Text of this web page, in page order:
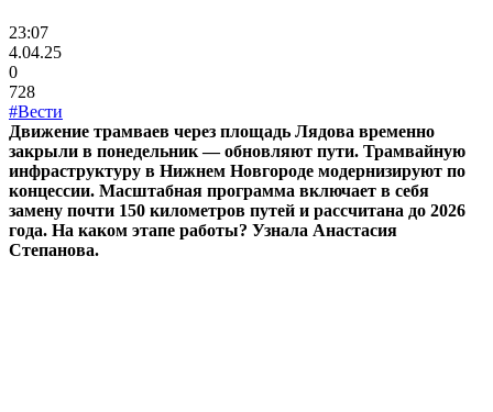
23:07
4.04.25
0
728
#Вести
Движение трамваев через площадь Лядова временно
закрыли в понедельник — обновляют пути. Трамвайную
инфраструктуру в Нижнем Новгороде модернизируют по
концессии. Масштабная программа включает в себя
замену почти 150 километров путей и рассчитана до 2026
года. На каком этапе работы? Узнала Анастасия
Степанова.